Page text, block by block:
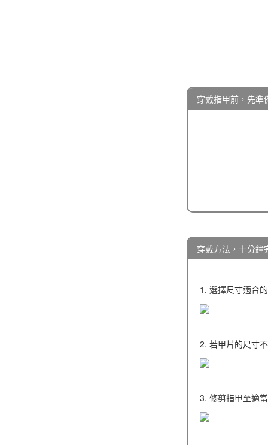
穿戴指甲前，先準
穿戴方法，十分鐘
1. 選擇尺寸適合
2. 若甲片的尺寸
3. 修剪指甲至適